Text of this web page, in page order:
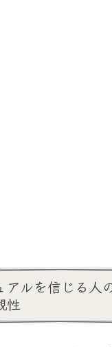
アルを信じる人
性